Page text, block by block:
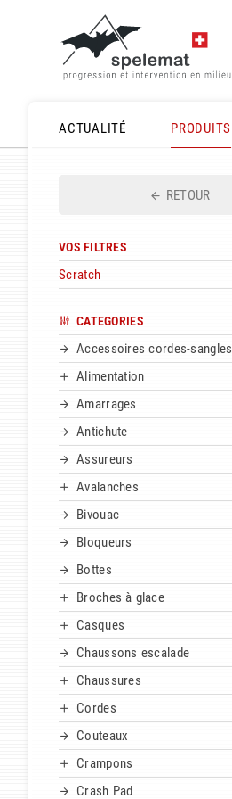
ACTUALITÉ
PRODUITS
RETOUR
VOS FILTRES
Scratch
CATEGORIES
Accessoires cordes-sangles
Alimentation
Amarrages
Antichute
Assureurs
Avalanches
Bivouac
Bloqueurs
Bottes
Broches à glace
Casques
Chaussons escalade
Chaussures
Cordes
Couteaux
Crampons
Crash Pad